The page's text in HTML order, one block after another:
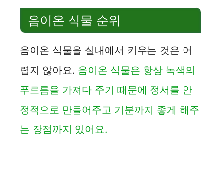
음이온 식물 순위
음이온 식물을 실내에서 키우는 것은 어
렵지 않아요. 음이온 식물은 항상 녹색의
푸르름을 가져다 주기 때문에 정서를 안
정적으로 만들어주고 기분까지 좋게 해주
는 장점까지 있어요.